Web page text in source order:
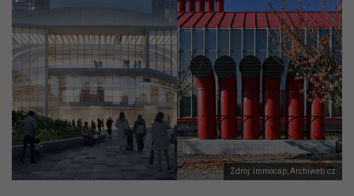
Zdroj: Immocap, Archiweb.cz